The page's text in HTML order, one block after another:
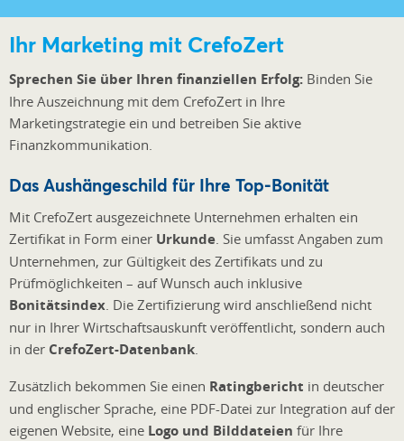
Ihr Marketing mit CrefoZert
Sprechen Sie über Ihren finanziellen Erfolg: Binden Sie
Ihre Auszeichnung mit dem CrefoZert in Ihre
Marketingstrategie ein und betreiben Sie aktive
Finanzkommunikation.
Das Aushängeschild für Ihre Top-Bonität
Mit CrefoZert ausgezeichnete Unternehmen erhalten ein
Zertifikat in Form einer Urkunde . Sie umfasst Angaben zum
Unternehmen, zur Gültigkeit des Zertifikats und zu
Prüfmöglichkeiten – auf Wunsch auch inklusive
Bonitätsindex . Die Zertifizierung wird anschließend nicht
nur in Ihrer Wirtschaftsauskunft veröffentlicht, sondern auch
in der CrefoZert-Datenbank
Zusätzlich bekommen Sie einen Ratingbericht in deutscher
und englischer Sprache, eine PDF-Datei zur Integration auf der
eigenen Website, eine Logo und Bilddateien für Ihre